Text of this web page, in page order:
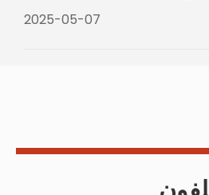
2025-05-07